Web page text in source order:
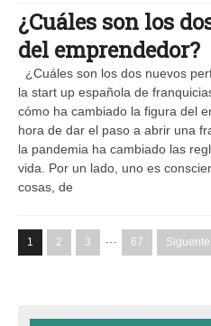
¿Cuáles son los
del emprendedor?
¿Cuáles son los dos nuevos
la start up española de
cómo ha cambiado la figura del
hora de dar el paso a abrir una
la pandemia ha cambiado las
vida. Por un lado, uno es
cosas, de
1 2 3 … 67 Siguente